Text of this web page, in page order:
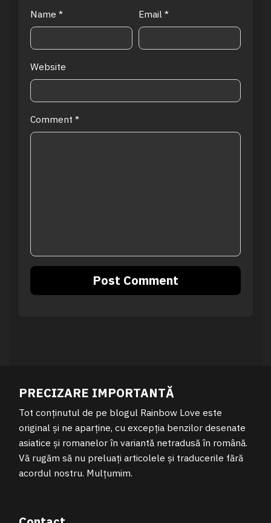
Name * Email *
Website
Comment *
PRECIZARE IMPORTANTĂ
Tot conținutul de pe blogul Rainbow Love este
original și ne aparține, cu excepția benzilor desenate
asiatice și romanelor în variantă netradusă în română.
Vă rugăm să nu preluați articolele și traducerile fără
acordul nostru. Mulțumim.